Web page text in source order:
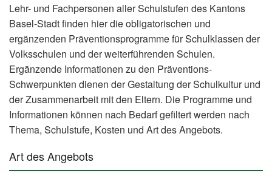
Lehr- und Fachpersonen aller Schulstufen des Kantons
Basel-Stadt finden hier die obligatorischen und
ergänzenden Präventionsprogramme für Schulklassen der
Volksschulen und der weiterführenden Schulen.
Ergänzende Informationen zu den Präventions-
Schwerpunkten dienen der Gestaltung der Schulkultur und
der Zusammenarbeit mit den Eltern. Die Programme und
Informationen können nach Bedarf gefiltert werden nach
Thema, Schulstufe, Kosten und Art des Angebots.
Art des Angebots